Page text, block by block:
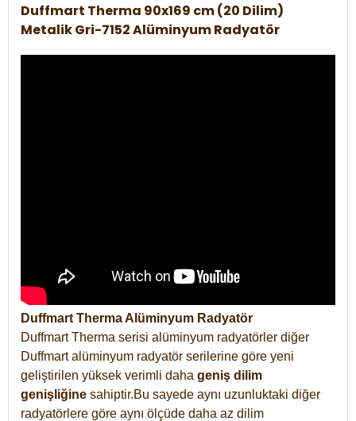
Duffmart Therma 90x169 cm (20 Dilim)
Metalik Gri-7152 Alüminyum Radyatör
Duffmart Therma Alüminyum Radyatör
Duffmart Therma serisi alüminyum radyatörler diğer
Duffmart alüminyum radyatör serilerine göre yeni
geliştirilen yüksek verimli daha geniş dilim
genişliğine sahiptir.Bu sayede aynı uzunluktaki diğer
radyatörlere göre aynı ölçüde daha az dilim